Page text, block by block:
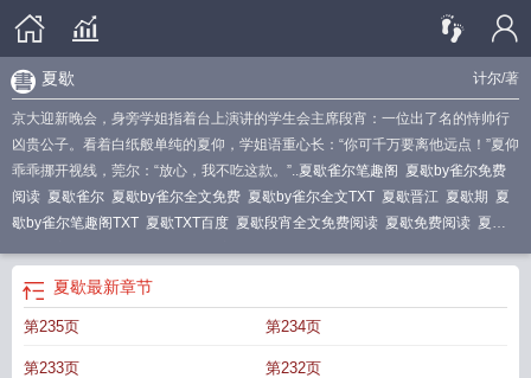
计尔/著
夏歇
京大迎新晚会，身旁学姐指着台上演讲的学生会主席段宵：一位出了名的恃帅行
凶贵公子。看着白纸般单纯的夏仰，学姐语重心长：“你可千万要离他远点！”夏仰
乖乖挪开视线，莞尔：“放心，我不吃这款。”..夏歇雀尔笔趣阁 夏歇by雀尔免费
阅读 夏歇雀尔 夏歇by雀尔全文免费 夏歇by雀尔全文TXT 夏歇晋江 夏歇期 夏
歇by雀尔笔趣阁TXT 夏歇TXT百度 夏歇段宵全文免费阅读 夏歇免费阅读 夏歇
夏歇雀尔免费阅读
段宵夏仰
事外的人夏歇
夏歇晋江文学城夏歇计尔晋江
夏歇最新章节
第235页 第234页
第233页 第232页